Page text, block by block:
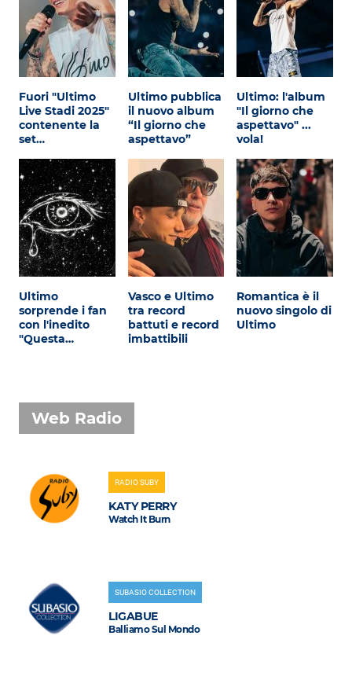
Fuori "Ultimo
Live Stadi 2025"
contenente la
set…
Ultimo pubblica
il nuovo album
“Il giorno che
aspettavo”
Ultimo: l'album
"Il giorno che
aspettavo" ...
vola!
Ultimo
sorprende i fan
con l'inedito
"Questa…
Vasco e Ultimo
tra record
battuti e record
imbattibili
Romantica è il
nuovo singolo di
Ultimo
Web Radio
RADIO SUBY
KATY PERRY
Watch It Burn
SUBASIO COLLECTION
LIGABUE
Balliamo Sul Mondo